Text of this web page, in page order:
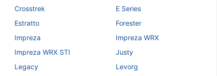
Crosstrek
E Series
Estratto
Forester
Impreza
Impreza WRX
Impreza WRX STI
Justy
Legacy
Levorg